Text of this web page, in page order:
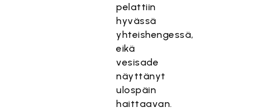
pelattiin
hyvässä
yhteishengessä,
eikä
vesisade
näyttänyt
ulospäin
haittaavan.